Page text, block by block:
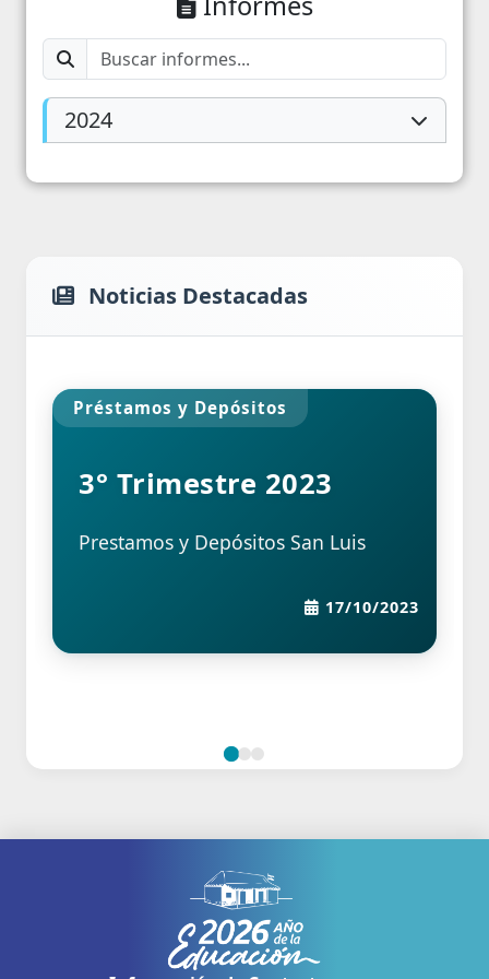
2024
Noticias Destacadas
Préstamos y Depósitos
3° Trimestre 2023
Prestamos y Depósitos San Luis
17/10/2023